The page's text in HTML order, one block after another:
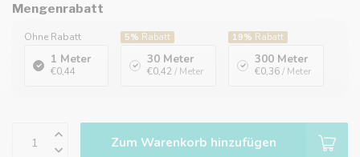
Mengenrabatt
Ohne Rabatt
1 Meter
€0,44
5% Rabatt
30 Meter
€0,42 / Meter
19% Rabatt
300 Meter
€0,36/ Meter
Zum Warenkorb hinzufügen